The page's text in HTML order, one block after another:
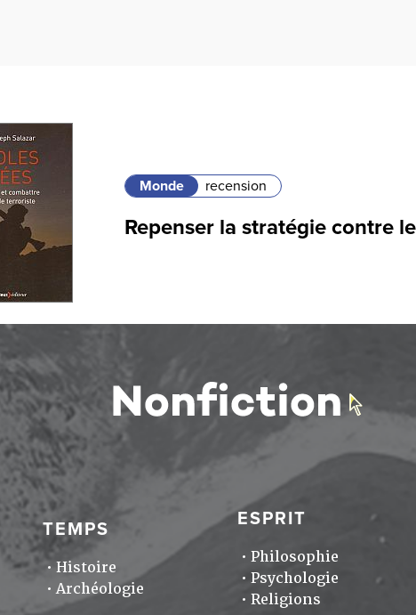
Monde recension
Repenser la stratégie contre
TEMPS
Histoire
Archéologie
ESPRIT
Philosophie
Psychologie
Religions